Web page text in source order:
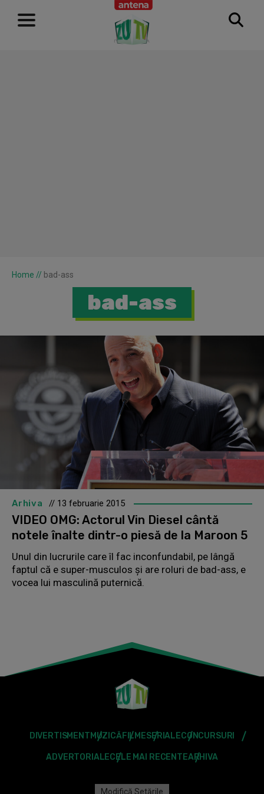
RECLAMĂ
Home // bad-ass
bad-ass
Arhiva // 13 februarie 2015
VIDEO OMG: Actorul Vin Diesel cântă
notele înalte dintr-o piesă de la Maroon 5
Unul din lucrurile care îl fac inconfundabil, pe lângă
faptul că e super-musculos și are roluri de bad-ass, e
vocea lui masculină puternică.
DIVERTISMENT MUZICĂFILMESERIALECONCURSURI
ADVERTORIALECELE MAI RECENTEARHIVA
Modifică Setările